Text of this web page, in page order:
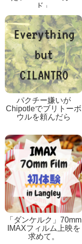
ド」
パクチー嫌いが
Chipotleでブリトーボ
ウルを頼んだら
「ダンケルク」70mm
IMAXフィルム上映を
求めて。